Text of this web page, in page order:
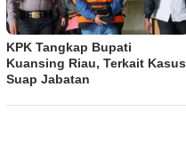
KPK Tangkap Bupati
Kuansing Riau, Terkait Kasus
Suap Jabatan